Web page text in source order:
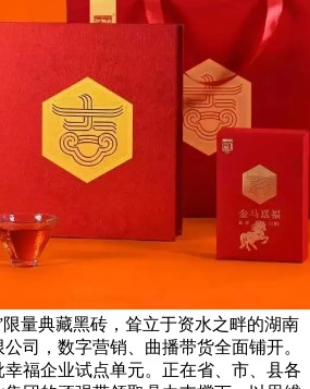
量典藏黑砖，耸立于资水之畔的湖南
司，数字营销、曲播带货全面铺开。
福企业试点单元。正在省、市、县各